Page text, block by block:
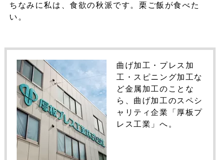
ちなみに私は、食欲の秋派です。栗ご飯が食べた
い。
曲げ加工・プレス加
工・スピニング加工な
ど金属加工のことな
ら、曲げ加工のスペシ
ャリティ企業「厚板プ
レス工業」へ。